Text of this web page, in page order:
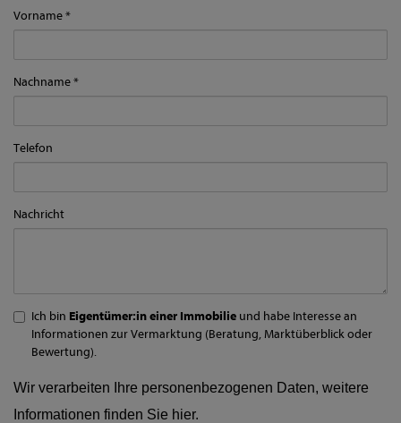
Vorname
Nachname
Telefon
Nachricht
Ich bin Eigentümer:in einer Immobilie und habe Interesse an
Informationen zur Vermarktung (Beratung, Marktüberblick oder
Bewertung).
Wir verarbeiten Ihre personenbezogenen Daten, weitere
Informationen finden Sie hier.